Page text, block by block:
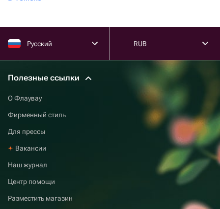
Русский RUB
Полезные ссылки
О Флаувау
Фирменный стиль
Для прессы
Вакансии
Наш журнал
Центр помощи
Разместить магазин